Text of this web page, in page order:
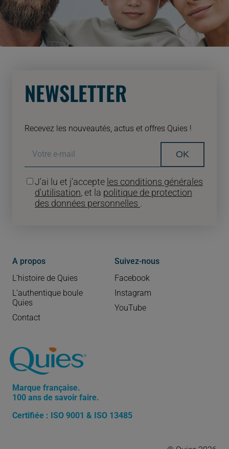
Marque française.
100 ans de savoir faire.
Certifiée : ISO 9001 & ISO 13485
A propos
L’histoire de Quies
L’authentique boule
Quies
Contact
Suivez-nous
Facebook
Instagram
YouTube
NEWSLETTER
Recevez les nouveautés, actus et offres Quies !
OK
J'ai lu et j'accepte les conditions générales
d'utilisation, et la politique de protection
des données personnelles .